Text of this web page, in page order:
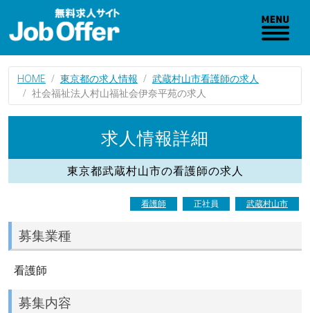
HOME 東京都の求人情報
武蔵村山市看護師の求人
社会福祉法人村山福祉会伊奈平苑の求人
求人情報詳細
東京都武蔵村山市の看護師の求人
看護師 正社員 武蔵村山市
募集業種
看護師
募集内容